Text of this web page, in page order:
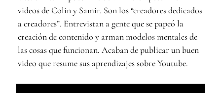
videos de Colin y Samir. Son los “creadores dedicados
a creadores”. Entrevistan a gente que se papeó la
creación de contenido y arman modelos mentales de
las cosas que funcionan. Acaban de publicar un buen
video que resume sus aprendizajes sobre Youtube.